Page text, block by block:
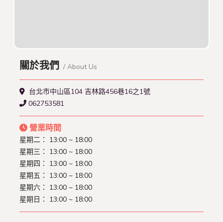
關於我們 / About Us
台北市中山區104 吉林路456巷16之1號
062753581
營業時間
星期二： 13:00 ~ 18:00
星期三： 13:00 ~ 18:00
星期四： 13:00 ~ 18:00
星期五： 13:00 ~ 18:00
星期六： 13:00 ~ 18:00
星期日： 13:00 ~ 18:00